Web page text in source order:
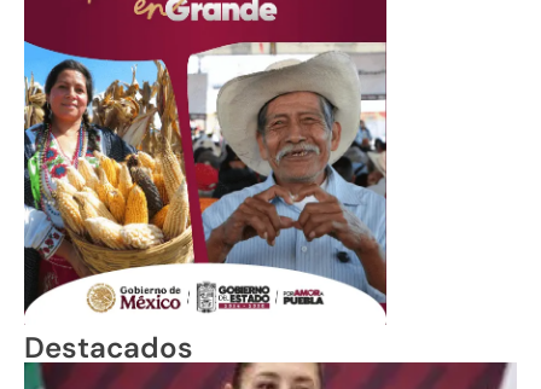
Destacados